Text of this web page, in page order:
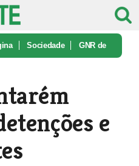
Sociedade GNR de
e